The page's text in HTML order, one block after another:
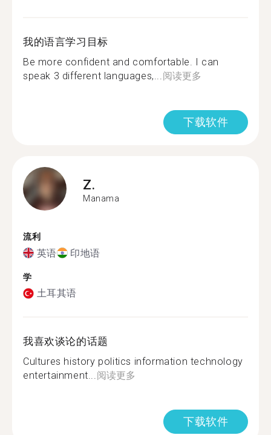
我的语言学习目标
Be more confident and comfortable. I can
speak 3 different languages,...阅读更多
下载软件
Z.
Manama
流利
英语 印地语
学
土耳其语
我喜欢谈论的话题
Cultures history politics information technology
entertainment...阅读更多
下载软件